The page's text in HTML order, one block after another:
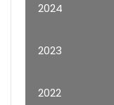
2024
2023
2022